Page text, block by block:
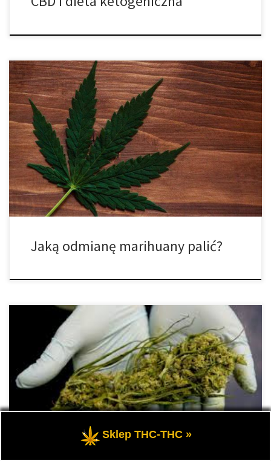
Każdy kto sięga po marihuanę ma jakąś intencję. Bez względu na
to, jaki masz cel, z pewnością większe szanse na osiągnięcie go
będziesz miał wybierając odpowiednią odmianę marihuany.
Zapraszamy cię dzisiaj do przeczytania krótkiego przewodnika, w
którym postaramy ci się trochę podpowiedzieć czym się
sugerować i jak podjąć odpowiedni wybór. […]
Jaką odmianę marihuany palić?
Większość badań nad cannabis została przeprowadzona na
mężczyznach, co stanowi niemały problem, ponieważ
kannabinoidy wpływają na kobiece ciało w zupełnie inny sposób.
Wraz ze wzrostem popularności marihuany wiele osób zwraca się
ku badaniom, aby dowiedzieć się jak dokładnie substancja może
wpłynąć na nasze ciało. Jednak badania te zawierają pewną lukę:
Sklep THC-THC »